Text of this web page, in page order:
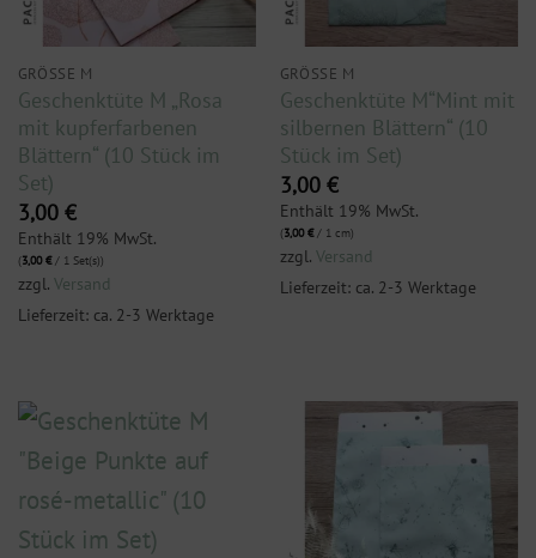
GRÖSSE M
Geschenktüte M „Rosa
mit kupferfarbenen
Blättern“ (10 Stück im
Set)
3,00 €
Enthält 19% MwSt.
(3,00€/ 1 Set(s))
zzgl. Versand
Lieferzeit: ca. 2-3 Werktage
GRÖSSE M
Geschenktüte M“Mint mit
silbernen Blättern“ (10
Stück im Set)
3,00 €
Enthält 19% MwSt.
(3,00€/ 1 cm)
zzgl. Versand
Lieferzeit: ca. 2-3 Werktage